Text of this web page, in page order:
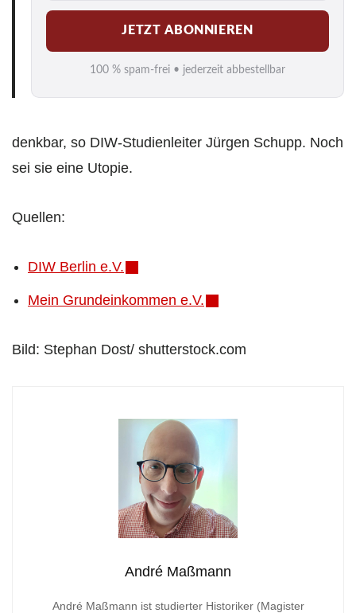
M
a
i
l
*
JETZT ABONNIEREN
100 % spam-frei • jederzeit abbestellbar
denkbar, so DIW-Studienleiter Jürgen Schupp. Noch
sei sie eine Utopie.
Quellen:
DIW Berlin e.V.
Mein Grundeinkommen e.V.
Bild: Stephan Dost/ shutterstock.com
André Maßmann
André Maßmann ist studierter Historiker (Magister